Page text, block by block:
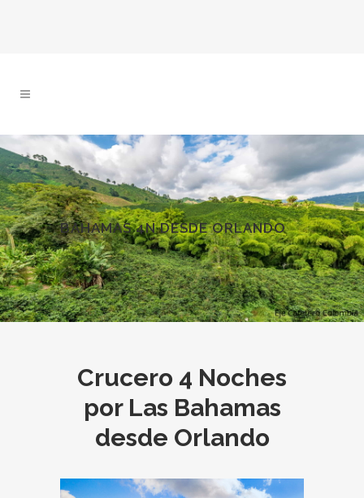
BAHAMAS 4N DESDE ORLANDO
Crucero 4 Noches
por Las Bahamas
desde Orlando